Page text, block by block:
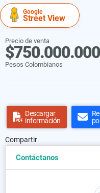
Google
Street View
Precio de venta
$750.000.000
Pesos Colombianos
Descargar
información
Compartir
Contáctanos